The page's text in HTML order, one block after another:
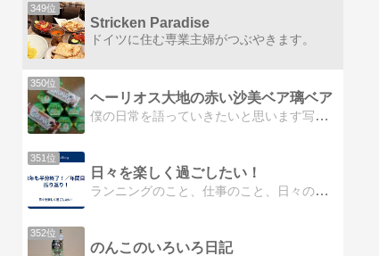
349位
Stricken Paradise
ドイツに住む専業主婦がつぶやきます。
350位
ヘーリオス大地の赤い沙美ベア璃ベア
僕の日常を語っていきたいと思います写真の無断転載禁止
351位
日々を楽しく過ごしたい！
ランニングのこと、仕事のこと、日々のこと
352位
のんこのいろいろ日記